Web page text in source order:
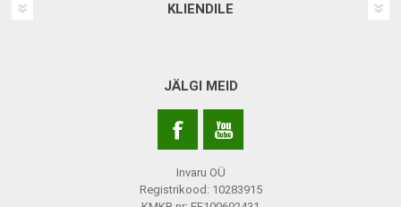
KLIENDILE
JÄLGI MEID
Invaru OÜ
Registrikood: 10283915